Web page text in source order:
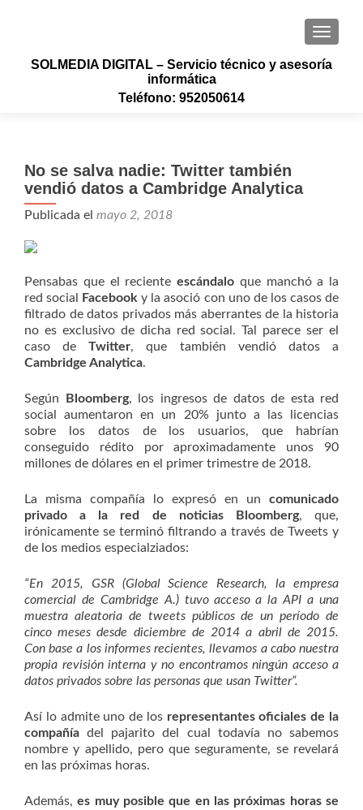
SOLMEDIA DIGITAL – Servicio técnico y asesoría
informática
Teléfono: 952050614
No se salva nadie: Twitter también
vendió datos a Cambridge Analytica
Publicada el mayo 2, 2018
Pensabas que el reciente escándalo que manchó a la
red social
Facebook y la asoció con uno de los casos de
filtrado de datos privados más aberrantes de la historia
no es exclusivo de dicha red social. Tal parece ser el
caso deTwitter, que también vendió datos a
Cambridge Analytica.
Según Bloomberg, los ingresos de datos de esta red
social aumentaron en un 20% junto a las licencias
sobre los datos de los usuarios, que habrían
conseguido rédito por aproximadamente unos 90
millones de dólares en el primer trimestre de 2018.
La misma compañía lo expresó en un comunicado
privado a la red de noticias Bloomberg, que,
irónicamente se terminó filtrando a través de Tweets y
de los medios especialziados:
“En 2015, GSR (Global Science Research, la empresa
comercial de Cambridge A.) tuvo acceso a la API a una
muestra aleatoria de tweets públicos de un período de
cinco meses desde diciembre de 2014 a abril de 2015.
Con base a los informes recientes, llevamos a cabo nuestra
propia revisión interna y no encontramos ningún acceso a
datos privados sobre las personas que usan Twitter”.
Así lo admite uno de los representantes oficiales de la
compañía del pajarito del cual todavía no sabemos
nombre y apellido, pero que seguramente, se revelará
en las próximas horas.
Además,es muy posible que en las próximas horas se